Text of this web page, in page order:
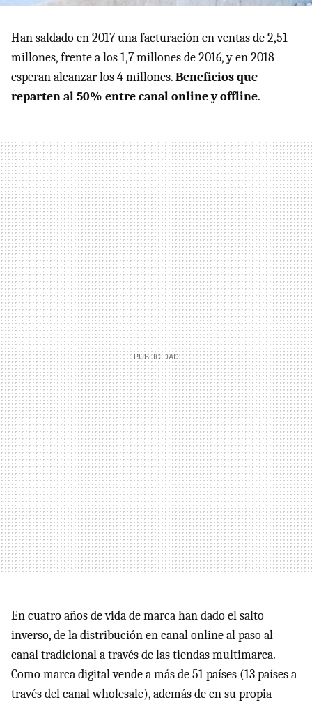
Han saldado en 2017 una facturación en ventas de 2,51
millones, frente a los 1,7 millones de 2016, y en 2018
esperan alcanzar los 4 millones.Beneficios que
reparten al 50% entre canal online y offline.
En cuatro años de vida de marca han dado el salto
inverso, de la distribución en canal online al paso al
canal tradicional a través de las tiendas multimarca.
Como marca digital vende a más de 51 países (13 países a
través del canal wholesale), además de en su propia